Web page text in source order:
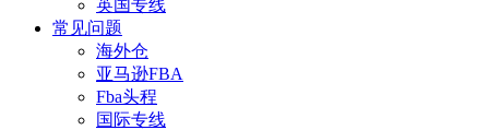
英国专线
常见问题
海外仓
亚马逊FBA
Fba头程
国际专线